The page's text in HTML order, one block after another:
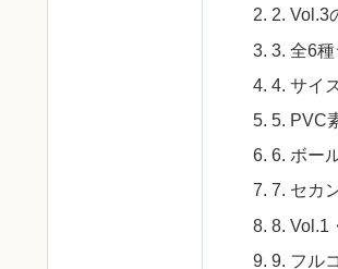
2. Vol.3
3. 全6
4. サイ
5. PVC
6. ボー
7. セカ
8. Vol.1
9. フル